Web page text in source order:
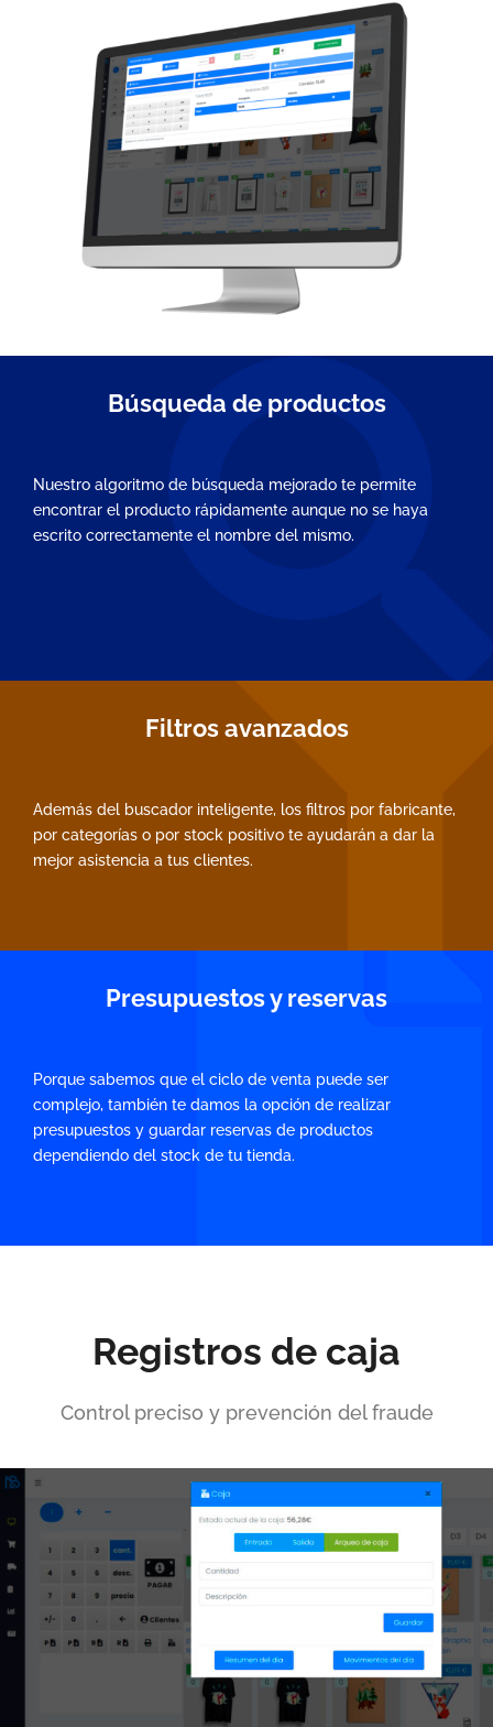
Búsqueda de productos
Nuestro algoritmo de búsqueda mejorado te permite
encontrar el producto rápidamente aunque no se haya
escrito correctamente el nombre del mismo.
Filtros avanzados
Además del buscador inteligente, los filtros por fabricante,
por categorías o por stock positivo te ayudarán a dar la
mejor asistencia a tus clientes.
Presupuestos y reservas
Porque sabemos que el ciclo de venta puede ser
complejo, también te damos la opción de realizar
presupuestos y guardar reservas de productos
dependiendo del stock de tu tienda.
Registros de caja
Control preciso y prevención del fraude